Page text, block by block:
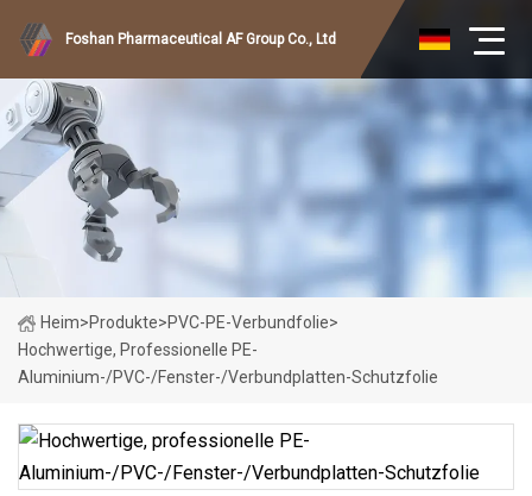
Foshan Pharmaceutical AF Group Co., Ltd
Heim>Produkte>PVC-PE-Verbundfolie>
Hochwertige, Professionelle PE-
Aluminium-/PVC-/Fenster-/Verbundplatten-Schutzfolie